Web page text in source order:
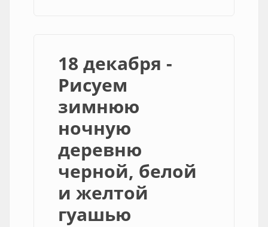
18 декабря -
Рисуем
зимнюю
ночную
деревню
черной, белой
и желтой
гуашью